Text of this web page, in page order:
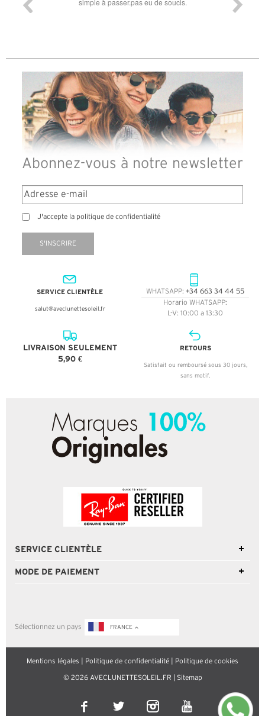
Abonnez-vous à notre newsletter
J'accepte la politique de confidentialité
S'INSCRIRE
SERVICE CLIENTÈLE
salut@aveclunettesoleil.fr
WHATSAPP: +34 663 34 44 55
Horario WHATSAPP:
L-V: 10:00 a 13:30
LIVRAISON SEULEMENT
5,90 €
RETOURS
Satisfait ou remboursé sous 30 jours,
sans motif.
SERVICE CLIENTÈLE
MODE DE PAIEMENT
Sélectionnez un pays FRANCE
Mentions légales Politique de confidentialité Politique de cookies
© 2026 AVECLUNETTESOLEIL.FR | Sitemap